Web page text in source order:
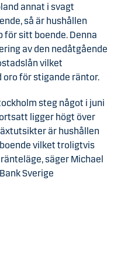
annat i svagt
så är hushållen
sitt boende. Denna
av den nedåtgående
vilket
oro för stigande räntor.
steg något i juni
ligger högt över
är hushållen
vilket troligtvis
säger Michael
Sverige